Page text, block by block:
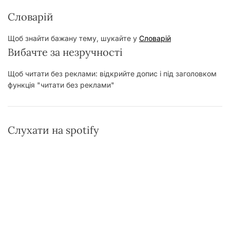
Словарій
Щоб знайти бажану тему, шукайте у Словарій
Вибачте за незручності
Щоб читати без реклами: відкрийте допис і під заголовком
функція "читати без реклами"
Слухати на spotify